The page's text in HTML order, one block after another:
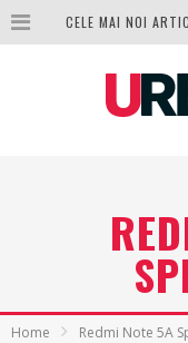
CELE MAI NOI
Home Redmi Note 5A